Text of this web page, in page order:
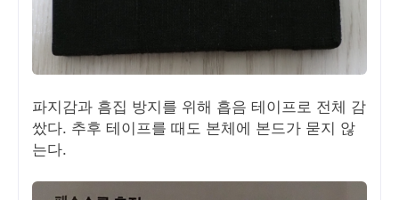
파지감과 흠집 방지를 위해 흡음 테이프로 전체 감
쌌다. 추후 테이프를 때도 본체에 본드가 묻지 않
는다.